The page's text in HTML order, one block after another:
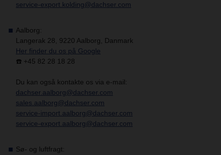
service-export.kolding@dachser.com
Aalborg:
Langerak 28, 9220 Aalborg, Danmark
Her finder du os på Google
☎️ +45 82 28 18 28
Du kan også kontakte os via e-mail:
dachser.aalborg@dachser.com
sales.aalborg@dachser.com
service-import.aalborg@dachser.com
service-export.aalborg@dachser.com
Sø- og luftfragt: